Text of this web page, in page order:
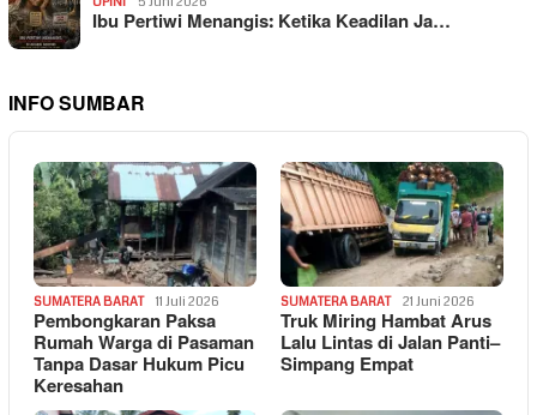
Ibu Pertiwi Menangis: Ketika Keadilan Ja…
INFO SUMBAR
SUMATERA BARAT 11 Juli 2026
Pembongkaran Paksa
Rumah Warga di Pasaman
Tanpa Dasar Hukum Picu
Keresahan
SUMATERA BARAT 21 Juni 2026
Truk Miring Hambat Arus
Lalu Lintas di Jalan Panti–
Simpang Empat